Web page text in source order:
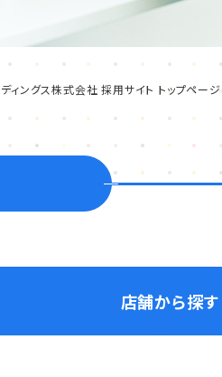
ィングス株式会社 採用サイト トップページ
店舗から探す